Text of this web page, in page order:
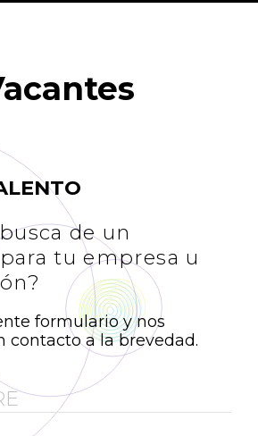
de un
tu empresa u
formulario y nos
contacto a la brevedad.